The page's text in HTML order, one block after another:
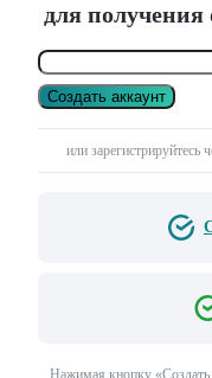
для
Создать аккаунт
или зарегистрируйтесь
Нажимая кнопку «Создать